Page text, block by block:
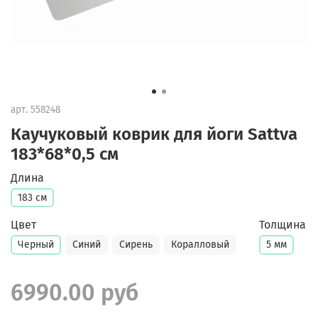
арт. 558248
Каучуковый коврик для йоги Sattva
183*68*0,5 см
Длина
183 см
Цвет
Черный Синий Сирень Коралловый
Толщина
5 мм
6990.00 руб